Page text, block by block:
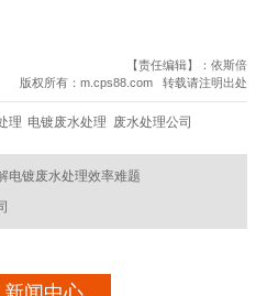
【责任编辑】：依斯倍
版权所有：m.cps88.com 转载请注明出处
理 电镀废水处理 废水处理公司
电镀废水处理效率难题